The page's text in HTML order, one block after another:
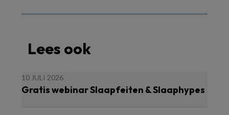
Lees ook
10 JULI 2026
Gratis webinar Slaapfeiten & Slaaphypes